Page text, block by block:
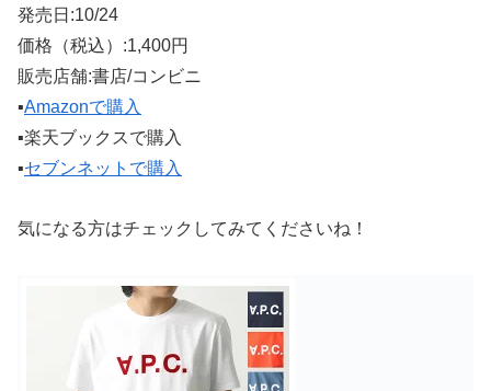
発売日:10/24
価格（税込）:1,400円
販売店舗:書店/コンビニ
▪️Amazonで購入
▪️楽天ブックスで購入
▪️セブンネットで購入
気になる方はチェックしてみてくださいね！